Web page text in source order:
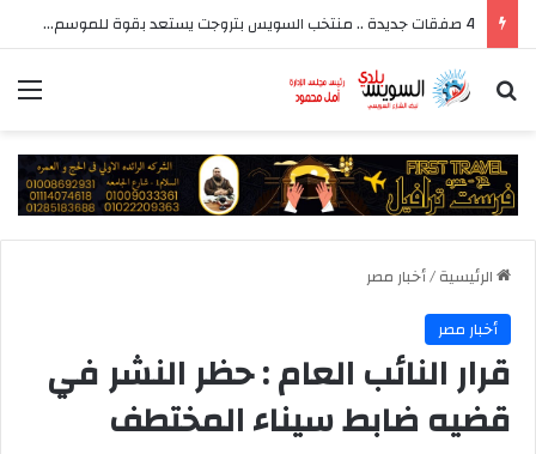
4 صفقات جديدة .. منتخب السويس بتروجت يستعد بقوة للموسم الجديد بقيادة سيد عيد
بحث عن
الرئيسية/أخبار مصر
أخبار مصر
قرار النائب العام : حظر النشر في
قضيه ضابط سيناء المختطف